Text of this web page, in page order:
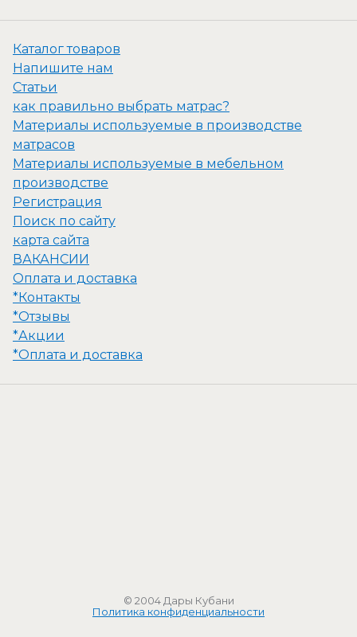
Каталог товаров
Напишите нам
Статьи
как правильно выбрать матрас?
Материалы используемые в производстве
матрасов
Материалы используемые в мебельном
производстве
Регистрация
Поиск по сайту
карта сайта
ВАКАНСИИ
Оплата и доставка
*Контакты
*Отзывы
*Акции
*Оплата и доставка
© 2004 Дары Кубани
Политика конфиденциальности